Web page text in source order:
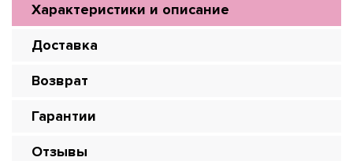
Характеристики и описание
Доставка
Возврат
Гарантии
Отзывы